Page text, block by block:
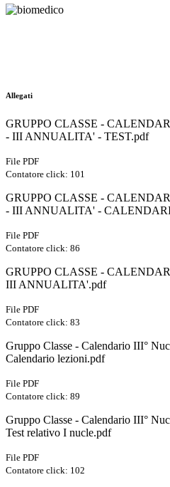
Allegati
GRUPPO CLASSE -
- III ANNUALITA' - TEST.pdf
File PDF
Contatore click: 101
GRUPPO CLASSE -
- III ANNUALITA' -
File PDF
Contatore click: 86
GRUPPO CLASSE -
III ANNUALITA'.pdf
File PDF
Contatore click: 83
Gruppo Classe - Calendario III°
Calendario lezioni.pdf
File PDF
Contatore click: 89
Gruppo Classe - Calendario III°
Test relativo I nucle.pdf
File PDF
Contatore click: 102